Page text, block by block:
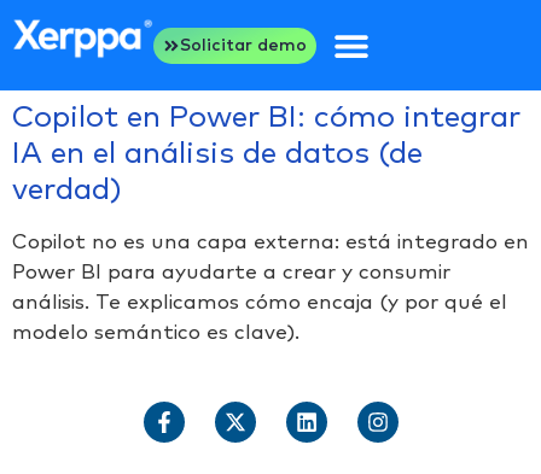
Solicitar demo
Copilot en Power BI: cómo integrar
IA en el análisis de datos (de
verdad)
Copilot no es una capa externa: está integrado en
Power BI para ayudarte a crear y consumir
análisis. Te explicamos cómo encaja (y por qué el
modelo semántico es clave).